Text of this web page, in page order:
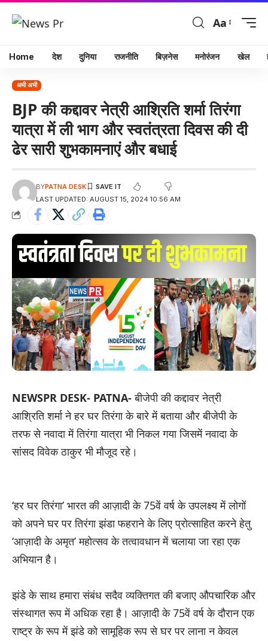
Aa
Home देश दुनिया राजनीति बिज़नेस मनोरंजन खेल
अभी अभी
BJP की कद्दावर नेत्री आश्रिति शर्मा तिरंगा
यात्रा में ली भाग और स्वतंत्रता दिवस की दी
ढेर सारी शुभकामनाएं और बधाई
LAST UPDATED: AUGUST 15, 2024 10:56 AM
BYPATNA DESK
NEWSPR DESK- PATNA-बीजेपी की कद्दावर नेत्री
आश्रिति शर्मा ने हर घर तिरंगा के बारे में बताया और बीजेपी के
तरफ से नवादा में तिरंगा यात्रा भी निकल गया जिसमें नवादा के
सांसद विवेक ठाकुर भी मौजूद रहे।
‘हर घर तिरंगा’ भारत की आज़ादी के 75वें वर्ष के उपलक्ष्‍य में लोगों
को अपने घर पर तिरंगा झंडा फहराने के लिए प्रोत्‍साहित करने हेतु
‘आज़ादी के अमृत’ महोत्‍सव के तत्‍वावधान में चलाया जा रहा एक
अभियान है।
झंडे के साथ हमारा संबंध सदैव व्‍यक्तिगत की बजाए औपचारिक और
संस्‍थागत रूप में अधिक रहा है। आज़ादी के 75वें वर्ष के दौरान एक
राष्‍ट्र के रूप में झंडे को सामूहिक रूप से घर पर लाना न केवल